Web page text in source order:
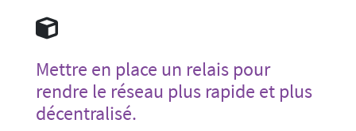
Mettre en place un relais pour
rendre le réseau plus rapide et plus
décentralisé.